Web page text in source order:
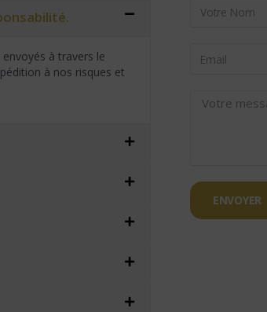
à travers le
à nos risques et
ENVOYER